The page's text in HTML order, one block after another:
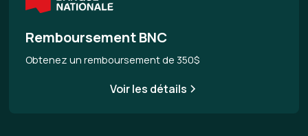
Remboursement BNC
Obtenez un remboursement de 350$
Voir les détails